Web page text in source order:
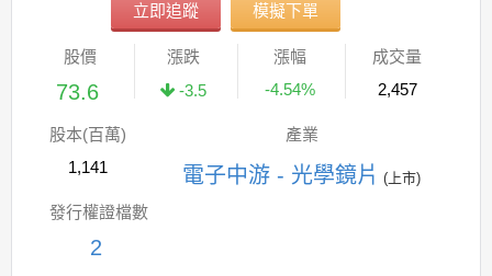
立即追蹤 模擬下單
股價
73.6
漲跌
-3.5
漲幅
-4.54%
成交量
2,457
股本(百萬)
1,141
產業
電子中游 - 光學鏡片 (上市)
發行權證檔數
2